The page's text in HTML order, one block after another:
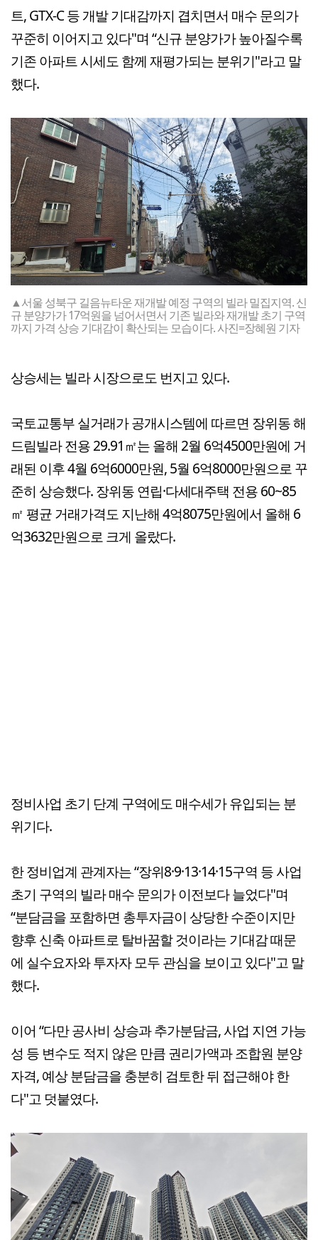
트, GTX-C 등 개발 기대감까지 겹치면서 매수 문의가
꾸준히 이어지고 있다"며 “신규 분양가가 높아질수록
기존 아파트 시세도 함께 재평가되는 분위기"라고 말
했다.
▲서울 성북구 길음뉴타운 재개발 예정 구역의 빌라 밀집지역. 신
규 분양가가 17억원을 넘어서면서 기존 빌라와 재개발 초기 구역
까지 가격 상승 기대감이 확산되는 모습이다. 사진=장혜원 기자
상승세는 빌라 시장으로도 번지고 있다.
국토교통부 실거래가 공개시스템에 따르면 장위동 해
드림빌라 전용 29.91㎡는 올해 2월 6억4500만원에 거
래된 이후 4월 6억6000만원, 5월 6억8000만원으로 꾸
준히 상승했다. 장위동 연립·다세대주택 전용 60~85
㎡ 평균 거래가격도 지난해 4억8075만원에서 올해 6
억3632만원으로 크게 올랐다.
정비사업 초기 단계 구역에도 매수세가 유입되는 분
위기다.
한 정비업계 관계자는 “장위8·9·13·14·15구역 등 사업
초기 구역의 빌라 매수 문의가 이전보다 늘었다"며
“분담금을 포함하면 총투자금이 상당한 수준이지만
향후 신축 아파트로 탈바꿈할 것이라는 기대감 때문
에 실수요자와 투자자 모두 관심을 보이고 있다"고 말
했다.
이어 “다만 공사비 상승과 추가분담금, 사업 지연 가능
성 등 변수도 적지 않은 만큼 권리가액과 조합원 분양
자격, 예상 분담금을 충분히 검토한 뒤 접근해야 한
다"고 덧붙였다.